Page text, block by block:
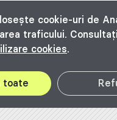
cookie-uri de
traficului. Consultați
cookies.
toate
All rights reserved.